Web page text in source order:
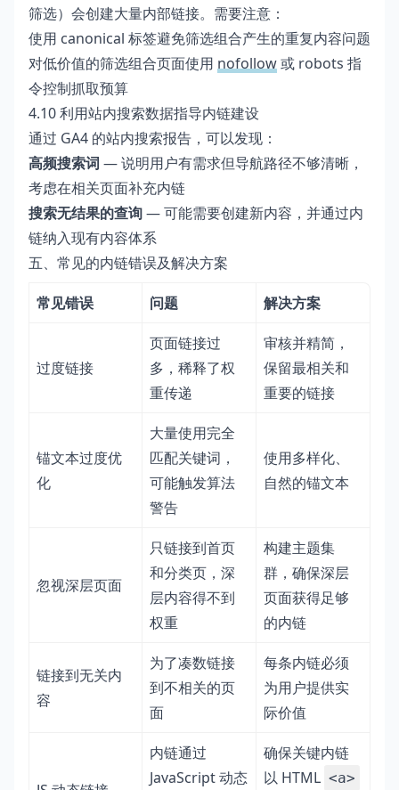
筛选）会创建大量内部链接。需要注意：
使用 canonical 标签避免筛选组合产生的重复内容问题
对低价值的筛选组合页面使用 nofollow或 robots 指
令控制抓取预算
4.10 利用站内搜索数据指导内链建设
通过 GA4 的站内搜索报告，可以发现：
高频搜索词 — 说明用户有需求但导航路径不够清晰，
考虑在相关页面补充内链
搜索无结果的查询— 可能需要创建新内容，并通过内
链纳入现有内容体系
五、常见的内链错误及解决方案
常见错误 问题 解决方案
过度链接
页面链接过
多，稀释了权
重传递
审核并精简，
保留最相关和
重要的链接
锚文本过度优
化
大量使用完全
匹配关键词，
可能触发算法
警告
使用多样化、
自然的锚文本
忽视深层页面
只链接到首页
和分类页，深
层内容得不到
权重
构建主题集
群，确保深层
页面获得足够
的内链
链接到无关内
容
为了凑数链接
到不相关的页
面
每条内链必须
为用户提供实
际价值
内链通过
JavaScript 动态
确保关键内链
以 HTML <a>